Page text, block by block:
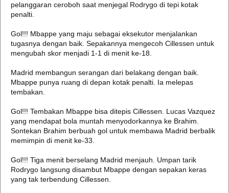
pelanggaran ceroboh saat menjegal Rodrygo di tepi kotak
penalti.
Gol!!! Mbappe yang maju sebagai eksekutor menjalankan
tugasnya dengan baik. Sepakannya mengecoh Cillessen untuk
mengubah skor menjadi 1-1 di menit ke-18.
Madrid membangun serangan dari belakang dengan baik.
Mbappe punya ruang di depan kotak penalti. Ia melepas
tembakan.
Gol!!! Tembakan Mbappe bisa ditepis Cillessen. Lucas Vazquez
yang mendapat bola muntah menyodorkannya ke Brahim.
Sontekan Brahim berbuah gol untuk membawa Madrid berbalik
memimpin di menit ke-33.
Gol!!! Tiga menit berselang Madrid menjauh. Umpan tarik
Rodrygo langsung disambut Mbappe dengan sepakan keras
yang tak terbendung Cillessen.